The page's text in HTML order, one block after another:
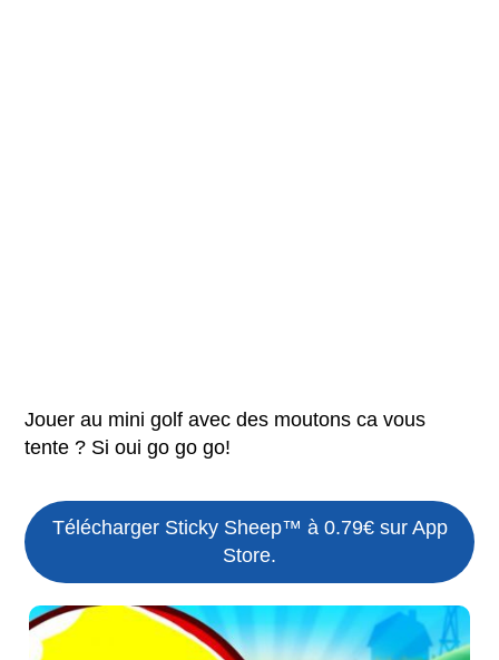
Jouer au mini golf avec des moutons ca vous
tente ? Si oui go go go!
Télécharger Sticky Sheep™ à 0.79€ sur App
Store.